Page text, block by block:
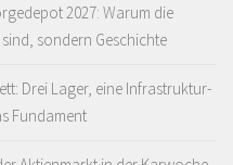
2027: Warum die
sondern Geschichte
Drei Lager, eine Infrastruktur-
Fundament